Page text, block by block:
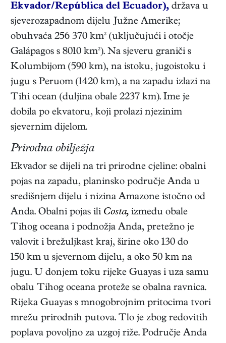
Ekvador/República del Ecuador), država u
sjeverozapadnom dijelu Južne Amerike;
obuhvaća 256 370 km² (uključujući i otočje
Galápagos s 8010 km²). Na sjeveru graniči s
Kolumbijom (590 km), na istoku, jugoistoku i
jugu s Peruom (1420 km), a na zapadu izlazi na
Tihi ocean (duljina obale 2237 km). Ime je
dobila po ekvatoru, koji prolazi njezinim
sjevernim dijelom.
Prirodna obilježja
Ekvador se dijeli na tri prirodne cjeline: obalni
pojas na zapadu, planinsko područje Anda u
središnjem dijelu i nizina Amazone istočno od
Anda. Obalni pojas ili Costa, između obale
Tihog oceana i podnožja Anda, pretežno je
valovit i brežuljkast kraj, širine oko 130 do
150 km u sjevernom dijelu, a oko 50 km na
jugu. U donjem toku rijeke Guayas i uza samu
obalu Tihog oceana proteže se obalna ravnica.
Rijeka Guayas s mnogobrojnim pritocima tvori
mrežu prirodnih putova. Tlo je zbog redovitih
poplava povoljno za uzgoj riže. Područje Anda